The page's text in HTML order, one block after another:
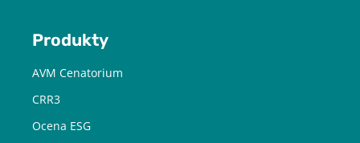
Produkty
AVM Cenatorium
CRR3
Ocena ESG